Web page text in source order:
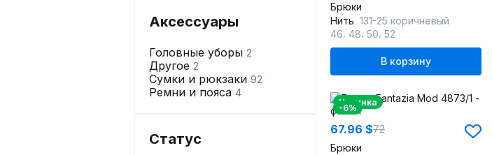
Аксессуары
Головные уборы 2
Другое 2
Сумки и рюкзаки 92
Ремни и пояса 4
Статус
Брюки
Нить 131-25 коричневый
46 48 50 52
В корзину
Новинка
-6%
67.96 $72
Брюки